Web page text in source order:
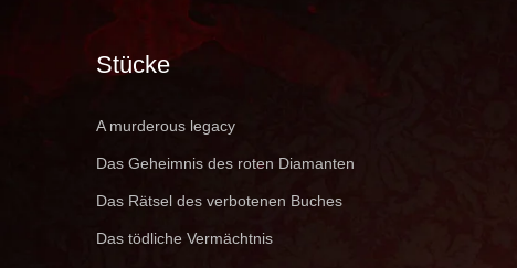
Stücke
A murderous legacy
Das Geheimnis des roten Diamanten
Das Rätsel des verbotenen Buches
Das tödliche Vermächtnis